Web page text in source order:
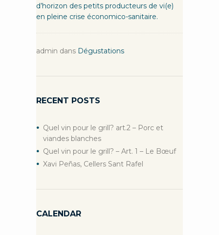
d’horizon des petits producteurs de vi(e)
en pleine crise économico-sanitaire.
admin dans Dégustations
RECENT POSTS
Quel vin pour le grill? art.2 – Porc et
viandes blanches
Quel vin pour le grill? – Art. 1 – Le Bœuf
Xavi Peñas, Cellers Sant Rafel
CALENDAR